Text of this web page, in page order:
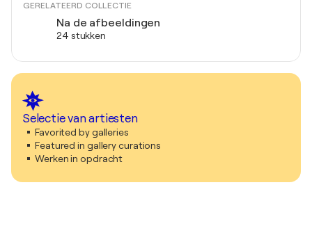
GERELATEERD COLLECTIE
Na de afbeeldingen
24 stukken
Selectie van artiesten
Favorited by galleries
Featured in gallery curations
Werken in opdracht